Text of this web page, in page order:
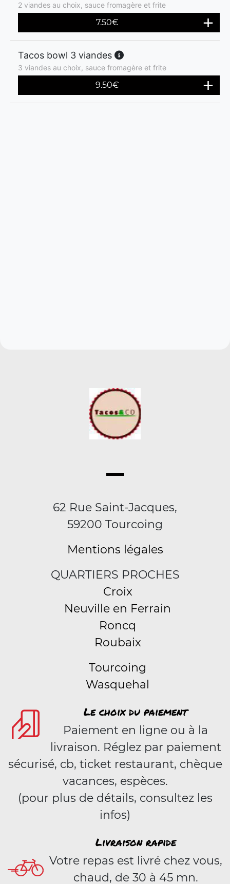
2 viandes au choix, sauce fromagère et frite
7.50€
Tacos bowl 3 viandes
3 viandes au choix, sauce fromagère et frite
9.50€
62 Rue Saint-Jacques,
59200 Tourcoing
Mentions légales
QUARTIERS PROCHES
Croix
Neuville en Ferrain
Roncq
Roubaix
Tourcoing
Wasquehal
Le choix du paiement
Paiement en ligne ou à la
livraison. Réglez par paiement
sécurisé, cb, ticket restaurant, chèque
vacances, espèces.
(pour plus de détails, consultez les
infos)
Livraison rapide
Votre repas est livré chez vous,
chaud, de 30 à 45 mn.